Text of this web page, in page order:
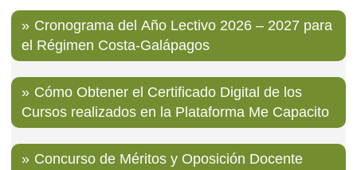
Cronograma del Año Lectivo 2026 – 2027 para
el Régimen Costa-Galápagos
Cómo Obtener el Certificado Digital de los
Cursos realizados en la Plataforma Me Capacito
Concurso de Méritos y Oposición Docente